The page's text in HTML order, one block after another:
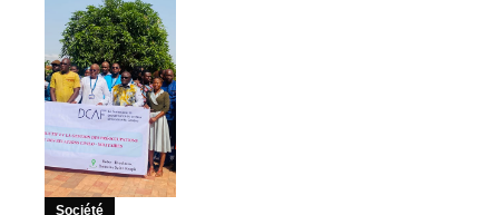
Société